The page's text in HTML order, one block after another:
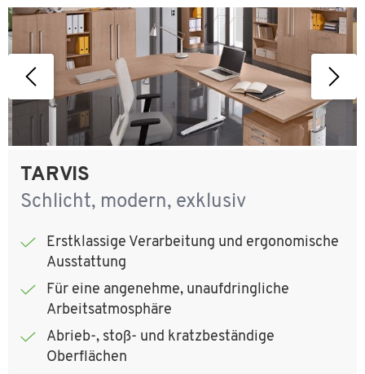
TARVIS
Schlicht, modern, exklusiv
Erstklassige Verarbeitung und ergonomische
Ausstattung
Für eine angenehme, unaufdringliche
Arbeitsatmosphäre
Abrieb-, stoß- und kratzbeständige
Oberflächen